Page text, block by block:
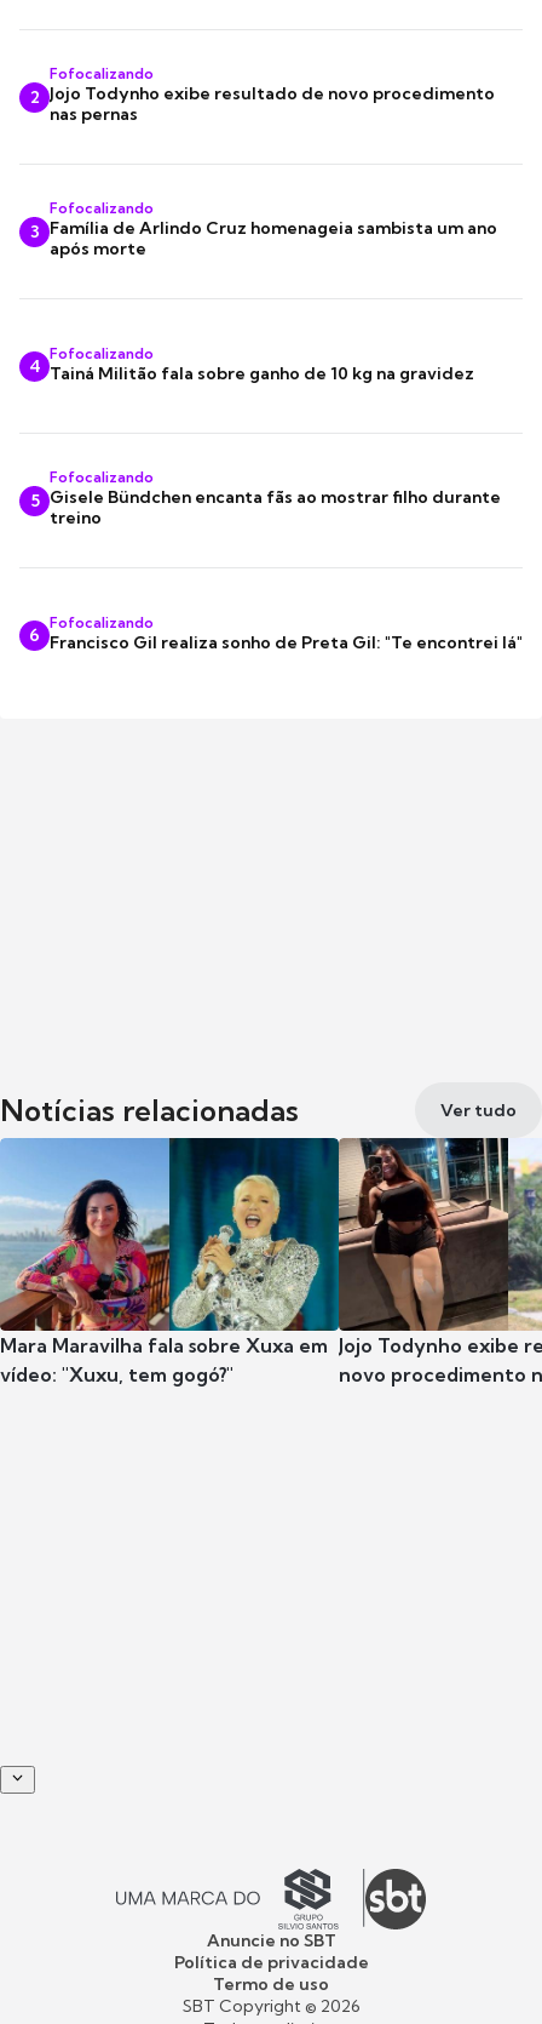
2
Fofocalizando
Jojo Todynho exibe resultado de novo procedimento
nas pernas
3
Fofocalizando
Família de Arlindo Cruz homenageia sambista um ano
após morte
4
Fofocalizando
Tainá Militão fala sobre ganho de 10 kg na gravidez
5
Fofocalizando
Gisele Bündchen encanta fãs ao mostrar filho durante
treino
6
Fofocalizando
Francisco Gil realiza sonho de Preta Gil: "Te encontrei lá"
Notícias relacionadas Ver tudo
Mara Maravilha fala sobre Xuxa em
vídeo: "Xuxu, tem gogó?"
Jojo Todynho exibe
novo procedimento
Anuncie no SBT
Política de privacidade
Termo de uso
SBT Copyright © 2026